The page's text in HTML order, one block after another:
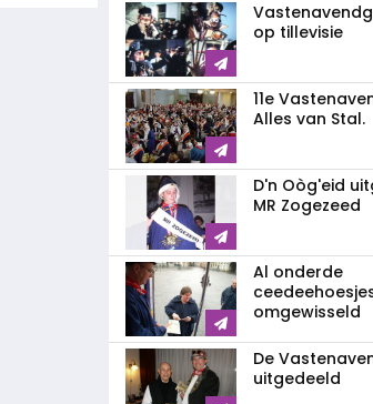
op tillevisie
11e
Alles van Stal.
D'n Oòg'eid
MR Zogezeed
Al onderde
omgewisseld
De
uitgedeeld